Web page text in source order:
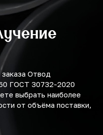
Отвод
ГОСТ 30732-2020
выбрать наиболее
от объёма поставки,